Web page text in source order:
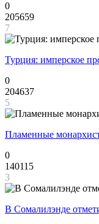
0
205659
7
Турция: имперское
0
204637
5
Пламенные
0
140115
3
В Сомалилэнде